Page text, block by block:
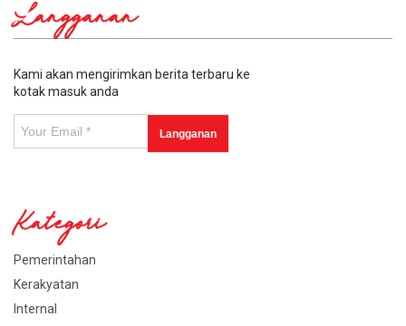
Langganan
Kami akan mengirimkan berita terbaru ke
kotak masuk anda
Kategori
Pemerintahan
Kerakyatan
Internal